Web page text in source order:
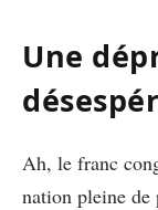
Une
Ah, le franc
nation pleine de